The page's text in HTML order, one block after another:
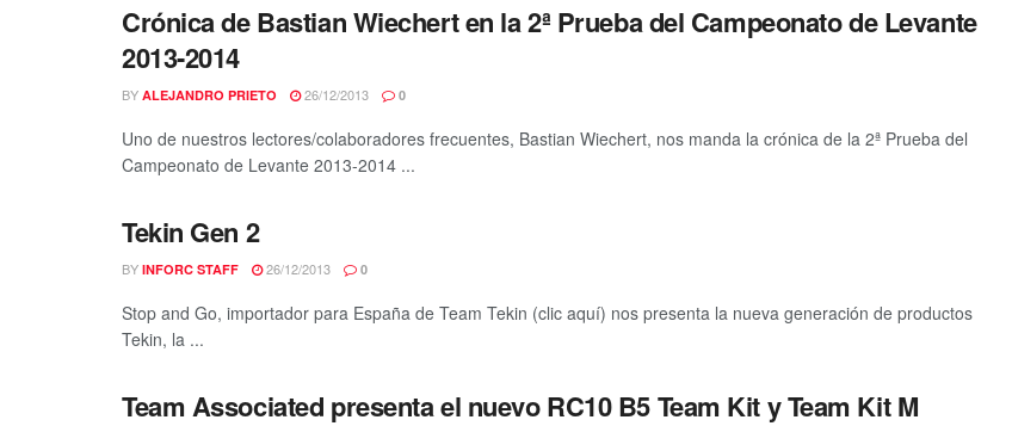
Crónica de Bastian Wiechert en la 2ª Prueba del Campeonato de Levante
2013-2014
BY ALEJANDRO PRIETO 26/12/2013 0
Uno de nuestros lectores/colaboradores frecuentes, Bastian Wiechert, nos manda la crónica de la 2ª Prueba del
Campeonato de Levante 2013-2014 ...
Tekin Gen 2
BY INFORC STAFF 26/12/2013 0
Stop and Go, importador para España de Team Tekin (clic aquí) nos presenta la nueva generación de productos
Tekin, la ...
Team Associated presenta el nuevo RC10 B5 Team Kit y Team Kit M